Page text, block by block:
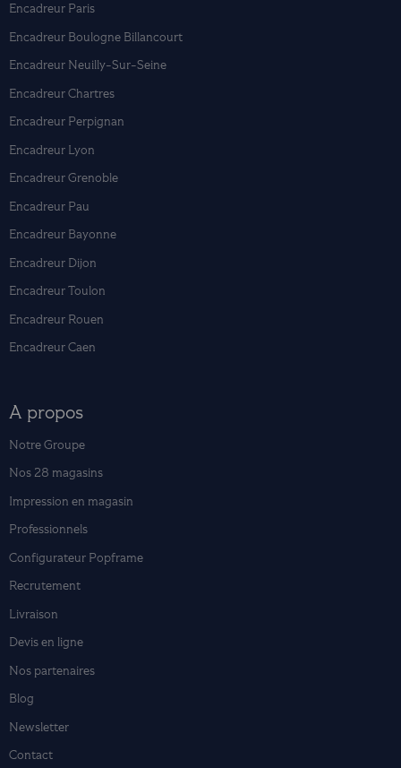
Encadreur Paris
Encadreur Boulogne Billancourt
Encadreur Neuilly-Sur-Seine
Encadreur Chartres
Encadreur Perpignan
Encadreur Lyon
Encadreur Grenoble
Encadreur Pau
Encadreur Bayonne
Encadreur Dijon
Encadreur Toulon
Encadreur Rouen
Encadreur Caen
A propos
Notre Groupe
Nos 28 magasins
Impression en magasin
Professionnels
Configurateur Popframe
Recrutement
Livraison
Devis en ligne
Nos partenaires
Blog
Newsletter
Contact